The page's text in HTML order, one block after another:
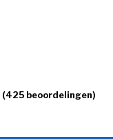
(425 beoordelingen)